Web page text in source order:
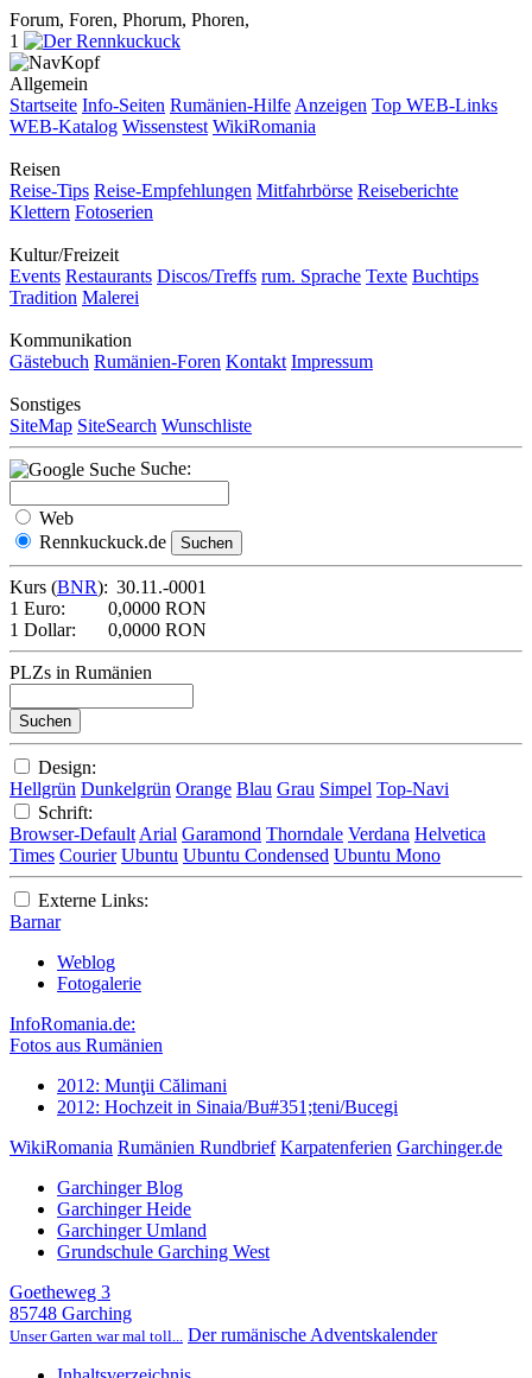
Forum, Foren, Phorum, Phoren,
1
Allgemein
Startseite Info-Seiten Rumänien-Hilfe Anzeigen Top WEB-Links
WEB-Katalog Wissenstest WikiRomania
Reisen
Reise-Tips Reise-Empfehlungen Mitfahrbörse Reiseberichte
Klettern Fotoserien
Kultur/Freizeit
Events Restaurants Discos/Treffs rum. Sprache Texte Buchtips
Tradition Malerei
Kommunikation
Gästebuch Rumänien-Foren Kontakt Impressum
Sonstiges
SiteMap SiteSearch Wunschliste
Suche:
Web
Rennkuckuck.de
Kurs (BNR): 30.11.-0001
1 Euro:
0,0000 RON
1 Dollar:
0,0000 RON
PLZs in Rumänien
Design:
Hellgrün Dunkelgrün Orange Blau Grau Simpel Top-Navi
Schrift:
Browser-Default Arial Garamond Thorndale Verdana Helvetica
Times Courier Ubuntu Ubuntu Condensed Ubuntu Mono
Externe Links:
Barnar
Weblog
Fotogalerie
InfoRomania.de:
Fotos aus Rumänien
2012: Munţii Călimani
2012: Hochzeit in Sinaia/Bu#351;teni/Bucegi
WikiRomania Rumänien Rundbrief Karpatenferien Garchinger.de
Garchinger Blog
Garchinger Heide
Garchinger Umland
Grundschule Garching West
Goetheweg 3
85748 Garching
Unser Garten war mal toll... Der rumänische Adventskalender